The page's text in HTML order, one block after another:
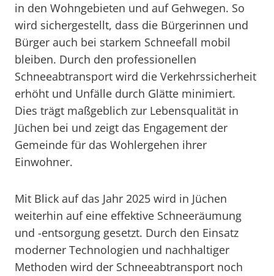
in den Wohngebieten und auf Gehwegen. So
wird sichergestellt, dass die Bürgerinnen und
Bürger auch bei starkem Schneefall mobil
bleiben. Durch den professionellen
Schneeabtransport wird die Verkehrssicherheit
erhöht und Unfälle durch Glätte minimiert.
Dies trägt maßgeblich zur Lebensqualität in
Jüchen bei und zeigt das Engagement der
Gemeinde für das Wohlergehen ihrer
Einwohner.
Mit Blick auf das Jahr 2025 wird in Jüchen
weiterhin auf eine effektive Schneeräumung
und -entsorgung gesetzt. Durch den Einsatz
moderner Technologien und nachhaltiger
Methoden wird der Schneeabtransport noch